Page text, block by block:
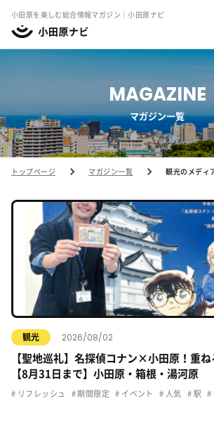
小田原を楽しむ総合情報マガジン｜小田原ナビ
MAGAZINE
マガジン一覧
トップページ マガジン一覧 観光のメディ
観光 2026/08/02
【聖地巡礼】名探偵コナン×小田原！重
【8月31日まで】小田原・箱根・湯河原
リフレッシュ 期間限定 イベント 人気 駅